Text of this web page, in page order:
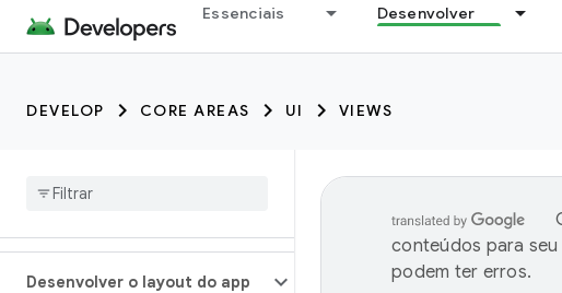
Essenciais Desenvolver
DEVELOP CORE AREAS UI VIEWS
Desenvolver o layout do app
conteúdos para
podem ter erros.